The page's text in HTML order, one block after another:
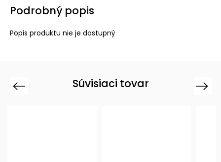
Podrobný popis
Popis produktu nie je dostupný
Súvisiaci tovar
Previous Next